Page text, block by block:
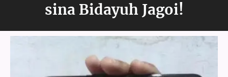
sina Bidayuh Jagoi!